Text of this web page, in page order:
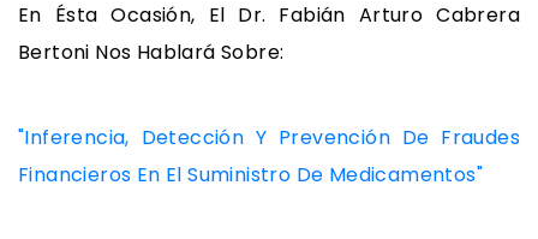
En Ésta Ocasión, El Dr. Fabián Arturo Cabrera
Bertoni Nos Hablará Sobre:
"Inferencia, Detección Y Prevención De Fraudes
Financieros En El Suministro De Medicamentos"